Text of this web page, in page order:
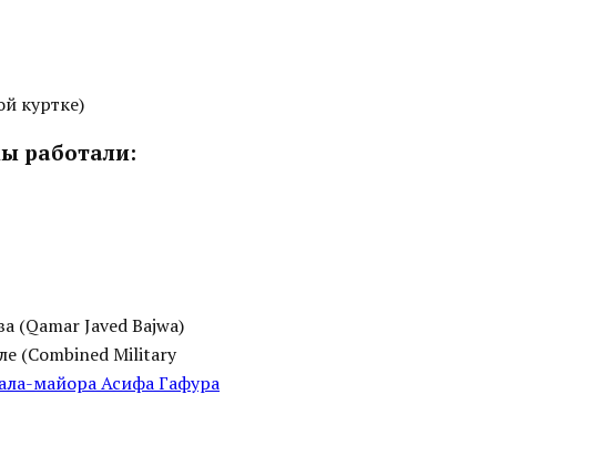
куртке)
работали:
(Qamar Javed Bajwa)
(Combined Military
майора Асифа Гафура